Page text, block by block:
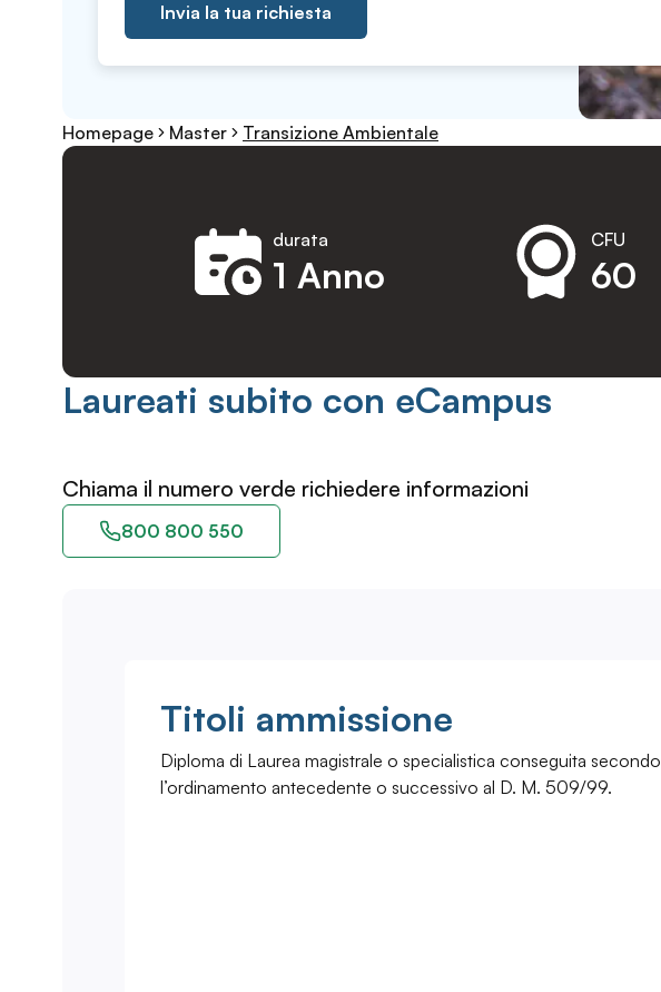
Invia la tua richiesta
Homepage Master Transizione Ambientale
1 Anno
durata
60
CFU
Laureati subito con eCampus
Chiama il numero verde richiedere informazioni
800 800 550
Titoli ammissione
Diploma di Laurea magistrale o specialistica conseguita secondo
l’ordinamento antecedente o successivo al D. M. 509/99.